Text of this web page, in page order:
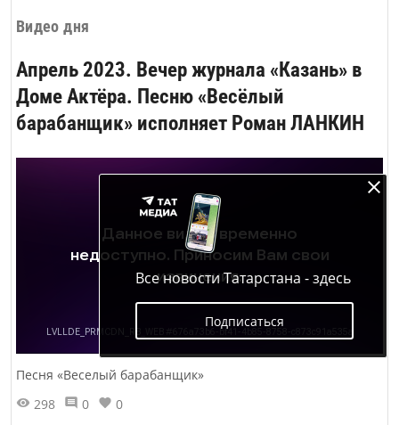
Видео дня
Апрель 2023. Вечер журнала «Казань» в
Доме Актёра. Песню «Весёлый
барабанщик» исполняет Роман ЛАНКИН
Песня «Веселый барабанщик»
298
0 0
Все новости Татарстана - здесь
Подписаться